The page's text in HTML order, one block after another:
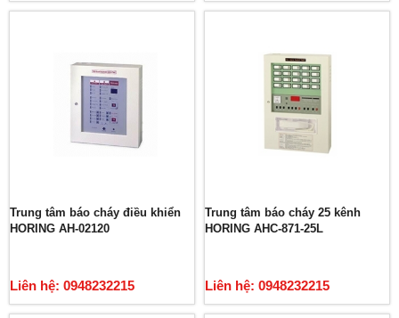
Trung tâm báo cháy điều khiển
HORING AH-02120
Liên hệ: 0948232215
Trung tâm báo cháy 25 kênh
HORING AHC-871-25L
Liên hệ: 0948232215